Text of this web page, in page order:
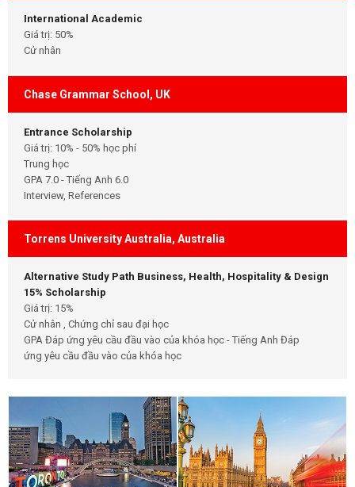
International Academic
Giá trị: 50%
Cử nhân
Chase Grammar School, UK
Entrance Scholarship
Giá trị: 10% - 50% học phí
Trung học
GPA 7.0 - Tiếng Anh 6.0
Interview, References
Torrens University Australia, Australia
Alternative Study Path Business, Health, Hospitality & Design
15% Scholarship
Giá trị: 15%
Cử nhân , Chứng chỉ sau đại học
GPA Đáp ứng yêu cầu đầu vào của khóa học - Tiếng Anh Đáp
ứng yêu cầu đầu vào của khóa học